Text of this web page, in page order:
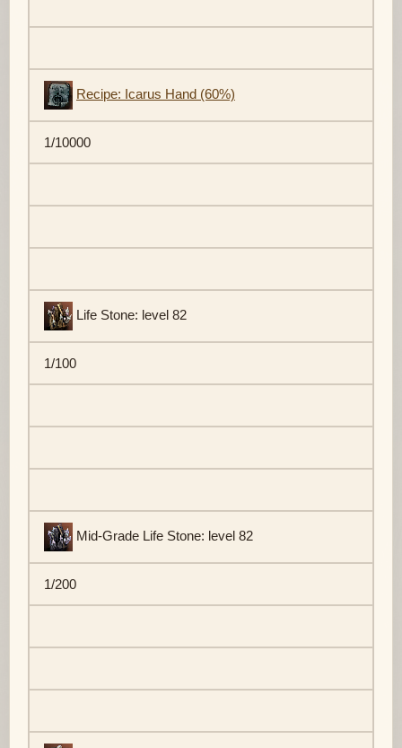
Recipe: Icarus Hand (60%)
1/10000
Life Stone: level 82
1/100
Mid-Grade Life Stone: level 82
1/200